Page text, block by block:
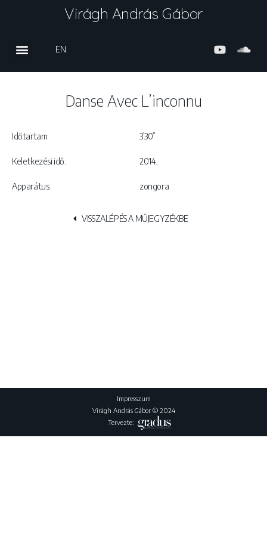
Virágh András Gábor
EN
Danse Avec L’inconnu
Időtartam: 3’30”
Keletkezési idő: 2014.
Apparátus: zongora
VISSZALÉPÉS A MŰJEGYZÉKBE
Impresszum
Virágh András Gábor © 2024
Tervezte: